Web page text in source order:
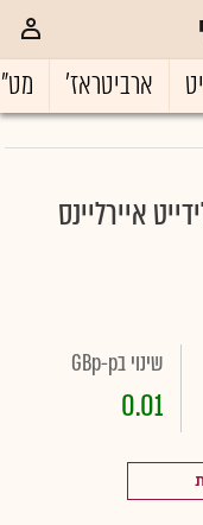
ארביטראז'
איירליינס
שינוי בGBp-p
0.01